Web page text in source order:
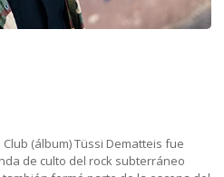
(álbum) Tüssi Dematteis fue
de culto del rock subterráneo